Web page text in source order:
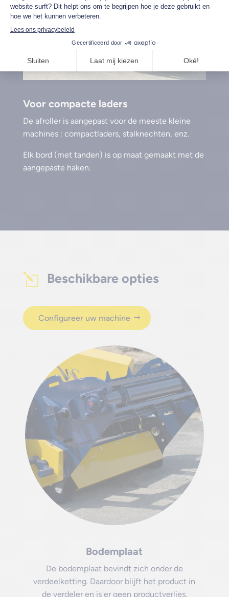
Voor compacte laders
De afroller is aangepast voor de meeste kleine
machines : compactladers, stalknechten, enz.
Elk bord (met tanden) is op maat gemaakt met de
aangepaste haken.
l Beschikbare opties
Configureer uw machine
Bodemplaat
De bodemplaat bevindt zich onder de
verdeelketting. Daardoor blijft het product in
de verdeler en is er geen productverlies.